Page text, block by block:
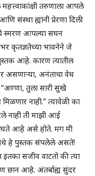
महत्त्वाकांक्षी तरुणाला आपले
संस्था ह्यांनी प्रेरणा दिली
स्मरण आपल्या सघन
कृतज्ञतेच्या भावनेने जे
आहे. कारण त्यातील
असणाऱ्या, अनंताचा वेध
तुला सारी सुखे
नाही.” त्यावेळी का
नाही ती माझी आई
आहे असे होते. मग मी
हे पुस्तक संपलेले असते!
इतका सजीव वाटतो की त्या
छान आहे. अंतर्बाह्य सुंदर